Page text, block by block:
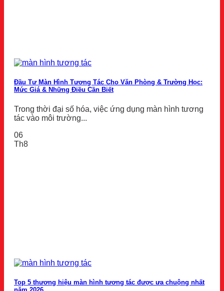
Đầu Tư Màn Hình Tương Tác Cho Văn Phòng & Trường Học:
Mức Giá & Những Điều Cần Biết
Trong thời đại số hóa, việc ứng dụng màn hình tương
tác vào môi trường...
06
Th8
Top 5 thương hiệu màn hình tương tác được ưa chuộng nhất